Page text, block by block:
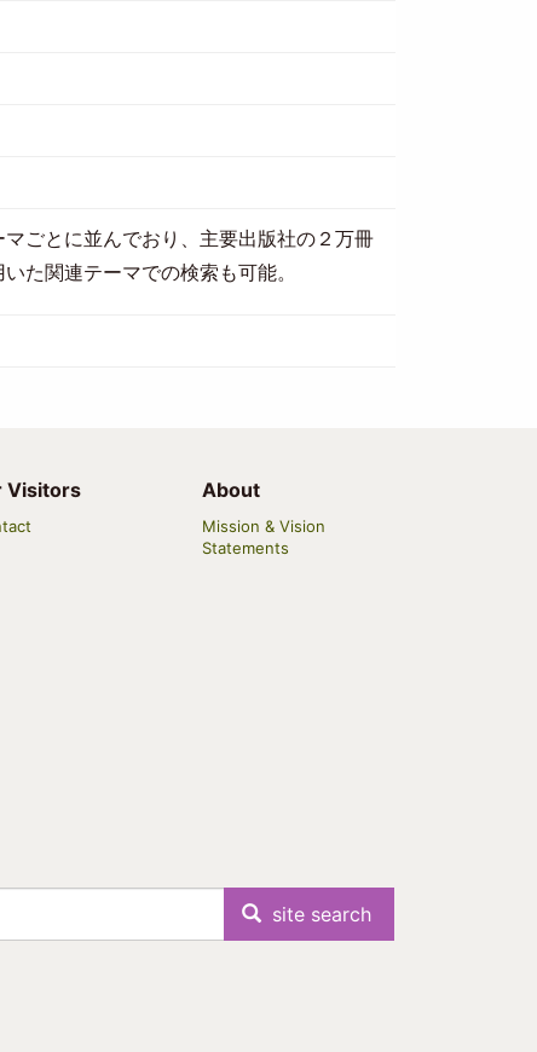
ごとに並んでおり、主要出版社の２万冊
た関連テーマでの検索も可能。
Visitors About
Mission & Vision
Statements
site search